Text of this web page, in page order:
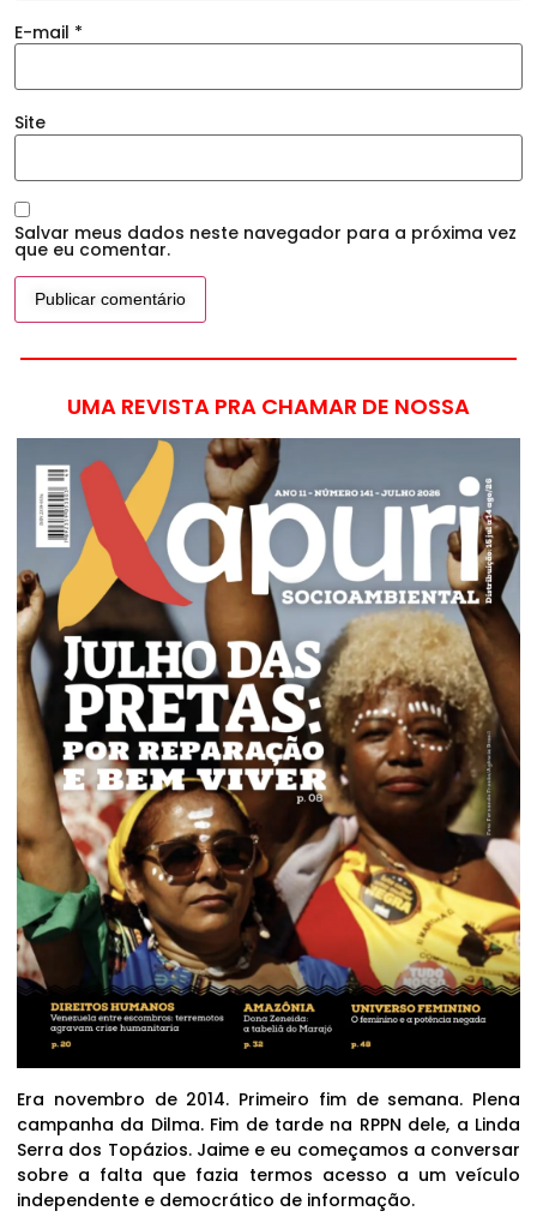
E-mail *
Site
Salvar meus dados neste navegador para a próxima vez
que eu comentar.
UMA REVISTA PRA CHAMAR DE NOSSA
Era novembro de 2014. Primeiro fim de semana. Plena
campanha da Dilma. Fim de tarde na RPPN dele, a Linda
Serra dos Topázios. Jaime e eu começamos a conversar
sobre a falta que fazia termos acesso a um veículo
independente e democrático de informação.